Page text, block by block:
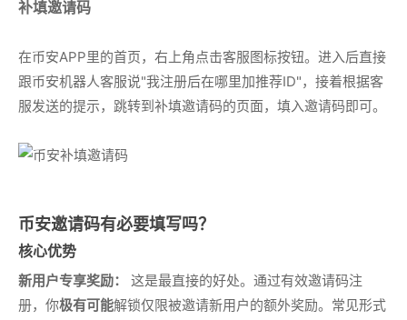
补填邀请码
在币安APP里的首页，右上角点击客服图标按钮。进入后直接
跟币安机器人客服说"我注册后在哪里加推荐ID"，接着根据客
服发送的提示，跳转到补填邀请码的页面，填入邀请码即可。
币安邀请码有必要填写吗？
核心优势
新用户专享奖励：
这是最直接的好处。通过有效邀请码注
册，你极有可能解锁仅限被邀请新用户的额外奖励。常见形式